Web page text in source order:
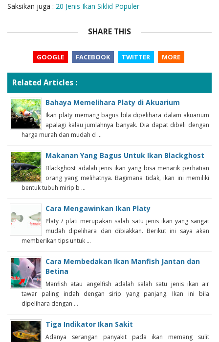
Saksikan juga : 20 Jenis Ikan Siklid Populer
SHARE THIS
GOOGLE FACEBOOK TWITTER MORE
Related Articles :
Bahaya Memelihara Platy di Akuarium
Ikan platy memang bagus bila dipelihara dalam akuarium
apalagi kalau jumlahnya banyak. Dia dapat dibeli dengan
harga murah dan mudah d ...
Makanan Yang Bagus Untuk Ikan Blackghost
Blackghost adalah jenis ikan yang bisa menarik perhatian
orang yang melihatnya. Bagimana tidak, ikan ini memiliki
bentuk tubuh mirip b ...
Cara Mengawinkan Ikan Platy
Platy / plati merupakan salah satu jenis ikan yang sangat
mudah dipelihara dan dibiakkan. Berikut ini saya akan
memberikan tips untuk ...
Cara Membedakan Ikan Manfish Jantan dan
Betina
Manfish atau angelfish adalah salah satu jenis ikan air
tawar paling indah dengan sirip yang panjang. Ikan ini bila
dipelihara dengan ...
Tiga Indikator Ikan Sakit
Adanya serangan panyakit pada ikan memang sulit